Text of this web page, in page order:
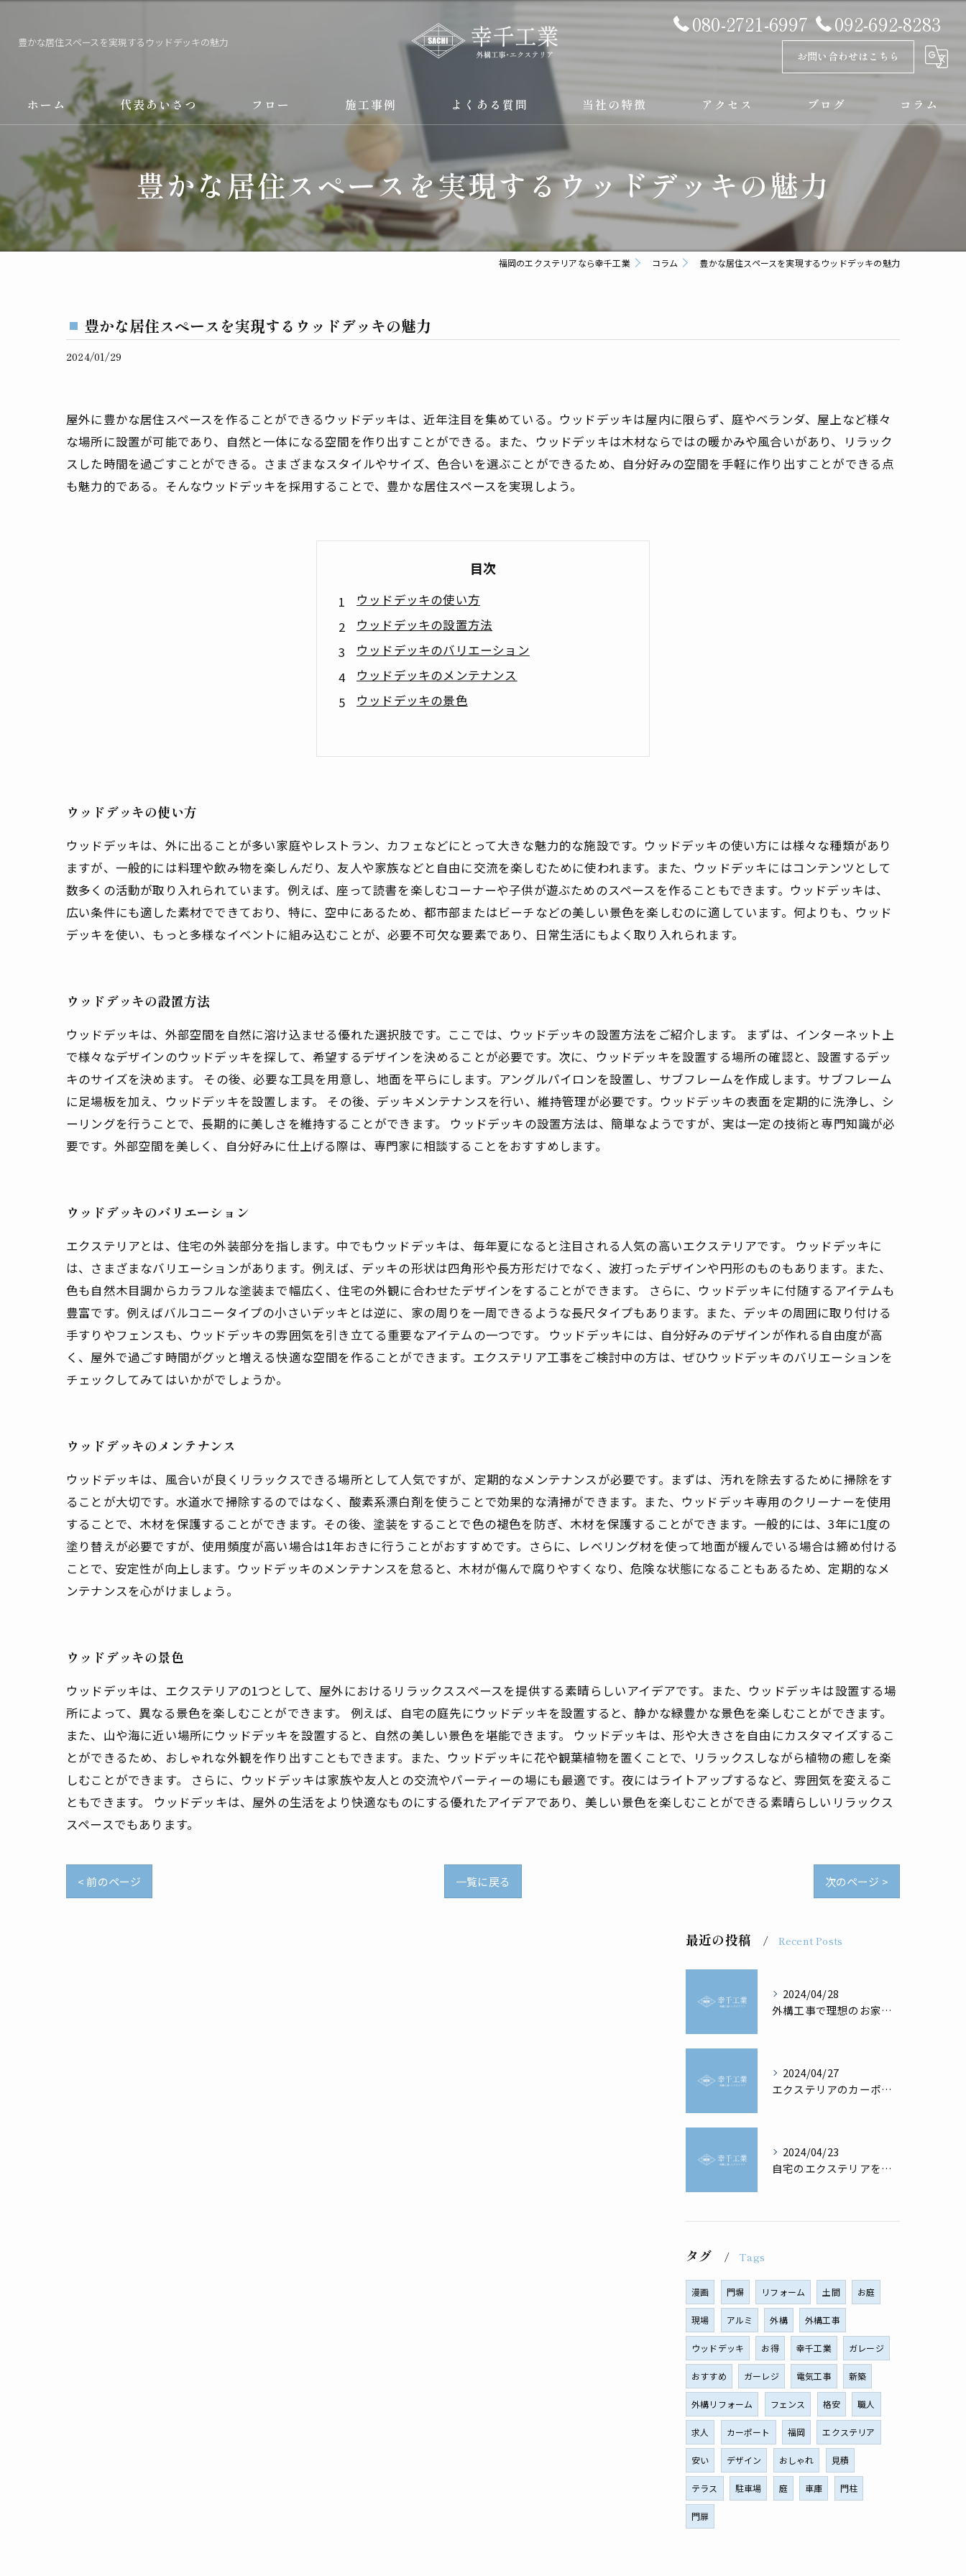
豊かな居住スペースを実現するウッドデッキの魅力
080-2721-6997 092-692-8283
お問い合わせはこちら
ホーム 代表あいさつ フロー 施工事例 よくある質問 当社の特徴
カーポート
ウッドデッキ
フェンス
アクセス ブログ コラム
豊かな居住スペースを実現するウッドデッキの魅力
福岡のエクステリアなら幸千工業 コラム 豊かな居住スペースを実現するウッドデッキの魅力
豊かな居住スペースを実現するウッドデッキの魅力
2024/01/29
屋外に豊かな居住スペースを作ることができるウッドデッキは、近年注目を集めている。ウッドデッキは屋内に限らず、庭やベランダ、屋上など様々
な場所に設置が可能であり、自然と一体になる空間を作り出すことができる。また、ウッドデッキは木材ならではの暖かみや風合いがあり、リラック
スした時間を過ごすことができる。さまざまなスタイルやサイズ、色合いを選ぶことができるため、自分好みの空間を手軽に作り出すことができる点
も魅力的である。そんなウッドデッキを採用することで、豊かな居住スペースを実現しよう。
目次
ウッドデッキの使い方
ウッドデッキの設置方法
ウッドデッキのバリエーション
ウッドデッキのメンテナンス
ウッドデッキの景色
ウッドデッキの使い方
ウッドデッキは、外に出ることが多い家庭やレストラン、カフェなどにとって大きな魅力的な施設です。ウッドデッキの使い方には様々な種類があり
ますが、一般的には料理や飲み物を楽しんだり、友人や家族などと自由に交流を楽しむために使われます。また、ウッドデッキにはコンテンツとして
数多くの活動が取り入れられています。例えば、座って読書を楽しむコーナーや子供が遊ぶためのスペースを作ることもできます。ウッドデッキは、
広い条件にも適した素材でできており、特に、空中にあるため、都市部またはビーチなどの美しい景色を楽しむのに適しています。何よりも、ウッド
デッキを使い、もっと多様なイベントに組み込むことが、必要不可欠な要素であり、日常生活にもよく取り入れられます。
ウッドデッキの設置方法
ウッドデッキは、外部空間を自然に溶け込ませる優れた選択肢です。ここでは、ウッドデッキの設置方法をご紹介します。 まずは、インターネット上
で様々なデザインのウッドデッキを探して、希望するデザインを決めることが必要です。次に、ウッドデッキを設置する場所の確認と、設置するデッ
キのサイズを決めます。 その後、必要な工具を用意し、地面を平らにします。アングルパイロンを設置し、サブフレームを作成します。サブフレーム
に足場板を加え、ウッドデッキを設置します。 その後、デッキメンテナンスを行い、維持管理が必要です。ウッドデッキの表面を定期的に洗浄し、シ
ーリングを行うことで、長期的に美しさを維持することができます。 ウッドデッキの設置方法は、簡単なようですが、実は一定の技術と専門知識が必
要です。外部空間を美しく、自分好みに仕上げる際は、専門家に相談することをおすすめします。
ウッドデッキのバリエーション
エクステリアとは、住宅の外装部分を指します。中でもウッドデッキは、毎年夏になると注目される人気の高いエクステリアです。 ウッドデッキに
は、さまざまなバリエーションがあります。例えば、デッキの形状は四角形や長方形だけでなく、波打ったデザインや円形のものもあります。また、
色も自然木目調からカラフルな塗装まで幅広く、住宅の外観に合わせたデザインをすることができます。 さらに、ウッドデッキに付随するアイテムも
豊富です。例えばバルコニータイプの小さいデッキとは逆に、家の周りを一周できるような長尺タイプもあります。また、デッキの周囲に取り付ける
手すりやフェンスも、ウッドデッキの雰囲気を引き立てる重要なアイテムの一つです。 ウッドデッキには、自分好みのデザインが作れる自由度が高
く、屋外で過ごす時間がグッと増える快適な空間を作ることができます。エクステリア工事をご検討中の方は、ぜひウッドデッキのバリエーションを
チェックしてみてはいかがでしょうか。
ウッドデッキのメンテナンス
ウッドデッキは、風合いが良くリラックスできる場所として人気ですが、定期的なメンテナンスが必要です。まずは、汚れを除去するために掃除をす
ることが大切です。水道水で掃除するのではなく、酸素系漂白剤を使うことで効果的な清掃ができます。また、ウッドデッキ専用のクリーナーを使用
することで、木材を保護することができます。その後、塗装をすることで色の褪色を防ぎ、木材を保護することができます。一般的には、3年に1度の
塗り替えが必要ですが、使用頻度が高い場合は1年おきに行うことがおすすめです。さらに、レベリング材を使って地面が緩んでいる場合は締め付ける
ことで、安定性が向上します。ウッドデッキのメンテナンスを怠ると、木材が傷んで腐りやすくなり、危険な状態になることもあるため、定期的なメ
ンテナンスを心がけましょう。
ウッドデッキの景色
ウッドデッキは、エクステリアの1つとして、屋外におけるリラックススペースを提供する素晴らしいアイデアです。また、ウッドデッキは設置する場
所によって、異なる景色を楽しむことができます。 例えば、自宅の庭先にウッドデッキを設置すると、静かな緑豊かな景色を楽しむことができます。
また、山や海に近い場所にウッドデッキを設置すると、自然の美しい景色を堪能できます。 ウッドデッキは、形や大きさを自由にカスタマイズするこ
とができるため、おしゃれな外観を作り出すこともできます。また、ウッドデッキに花や観葉植物を置くことで、リラックスしながら植物の癒しを楽
しむことができます。 さらに、ウッドデッキは家族や友人との交流やパーティーの場にも最適です。夜にはライトアップするなど、雰囲気を変えるこ
ともできます。 ウッドデッキは、屋外の生活をより快適なものにする優れたアイデアであり、美しい景色を楽しむことができる素晴らしいリラックス
スペースでもあります。
< 前のページ 一覧に戻る 次のページ >
最近の投稿 Recent Posts
2024/04/28
外構工事で理想のお家を実現！
2024/04/27
エクステリアのカーポートの必要性と選び方
2024/04/23
自宅のエクステリアを最高に美しく
タグ Tags
漫画 門塀 リフォーム 土間 お庭
現場 アルミ 外構 外構工事
ウッドデッキ お得 幸千工業 ガレージ
おすすめ ガーレジ 電気工事 新築
外構リフォーム フェンス 格安 職人
求人 カーポート 福岡 エクステリア
安い デザイン おしゃれ 見積
テラス 駐車場 庭 車庫 門柱
門扉